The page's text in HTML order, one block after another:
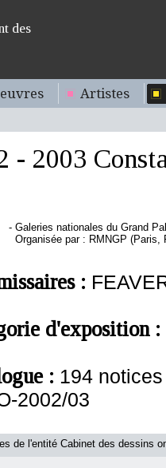
des
Artistes
- 2003
- Galeries nationales du Grand
Organisée par : RMNGP (Paris,
:
d'exposition :
: 194
2002/03
de l'entité Cabinet des dessins